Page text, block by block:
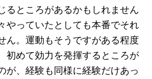
ところがあるかもしれません
やっていたとしても本番でそれ
ん。運動もそうですがある程度
初めて効力を発揮するところが
が、経験も同様に経験だけあっ